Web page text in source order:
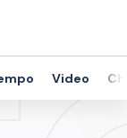
Video